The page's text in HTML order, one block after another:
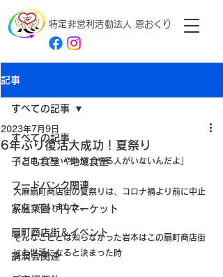
特定非営利活動法人 恩おくり
記事
すべての記事
子ども食堂・地域食堂
フードバンク関連
家庭菜園０円マーケット
扇町商店街＆イベント
講演会関連
すべての記事
6年ぶり復活大成功！夏祭り
2023年7月9日
「コロナ？いやいや、やる人がいないんだよ」
大麻扇町商店街の夏祭りは、コロナ禍より前に中止
になっていました。
そんなこととは知らなかった岩本はこの扇町商店街
にお世話になると決まった時